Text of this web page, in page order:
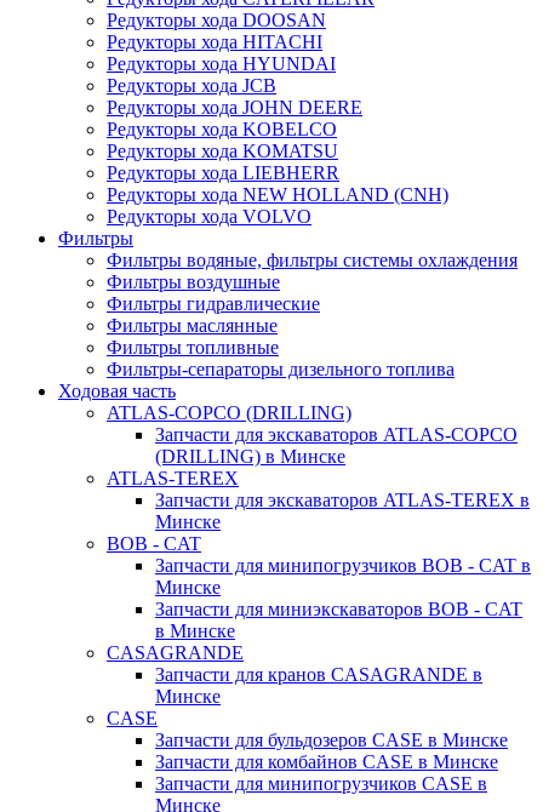
Редукторы хода DOOSAN
Редукторы хода HITACHI
Редукторы хода HYUNDAI
Редукторы хода JCB
Редукторы хода JOHN DEERE
Редукторы хода KOBELCO
Редукторы хода KOMATSU
Редукторы хода LIEBHERR
Редукторы хода NEW HOLLAND (CNH)
Редукторы хода VOLVO
Фильтры
Фильтры водяные, фильтры системы охлаждения
Фильтры воздушные
Фильтры гидравлические
Фильтры маслянные
Фильтры топливные
Фильтры-сепараторы дизельного топлива
Ходовая часть
ATLAS-COPCO (DRILLING)
Запчасти для экскаваторов ATLAS-COPCO
(DRILLING) в Минске
ATLAS-TEREX
Запчасти для экскаваторов ATLAS-TEREX в
Минске
BOB - CAT
Запчасти для минипогрузчиков BOB - CAT в
Минске
Запчасти для миниэкскаваторов BOB - CAT
в Минске
CASAGRANDE
Запчасти для кранов CASAGRANDE в
Минске
CASE
Запчасти для бульдозеров CASE в Минске
Запчасти для комбайнов CASE в Минске
Запчасти для минипогрузчиков CASE в
Минске